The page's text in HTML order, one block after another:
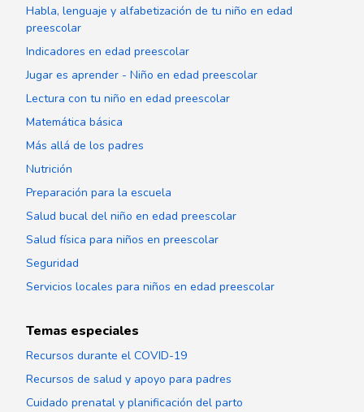
Habla, lenguaje y alfabetización de tu niño en edad
preescolar
Indicadores en edad preescolar
Jugar es aprender - Niño en edad preescolar
Lectura con tu niño en edad preescolar
Matemática básica
Más allá de los padres
Nutrición
Preparación para la escuela
Salud bucal del niño en edad preescolar
Salud física para niños en preescolar
Seguridad
Servicios locales para niños en edad preescolar
Temas especiales
Recursos durante el COVID-19
Recursos de salud y apoyo para padres
Cuidado prenatal y planificación del parto